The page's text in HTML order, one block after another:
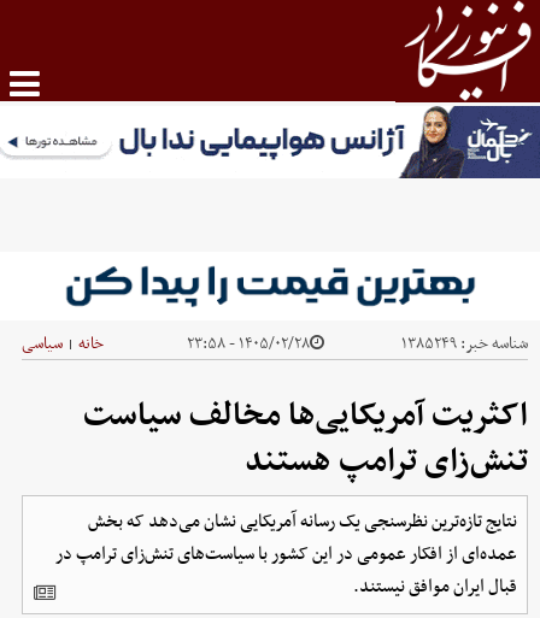
شناسه خبر:۱۳۸۵۲۴۹ ۱۴۰۵/۰۲/۲۸ - ۲۳:۵۸ خانه | سیاسی
اکثریت آمریکایی‌ها مخالف سیاست
تنش‌زای ترامپ هستند
نتایج تازه‌ترین نظرسنجی یک رسانه آمریکایی نشان می‌دهد که بخش
عمده‌ای از افکار عمومی در این کشور با سیاست‌های تنش‌زای ترامپ در
قبال ایران موافق نیستند.